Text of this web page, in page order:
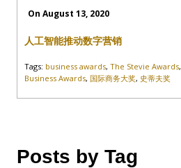
On August 13, 2020
人工智能推动数字营销
Tags: business awards, The Stevie Awards,
Business Awards, 国际商务大奖, 史蒂夫奖
Posts by Tag